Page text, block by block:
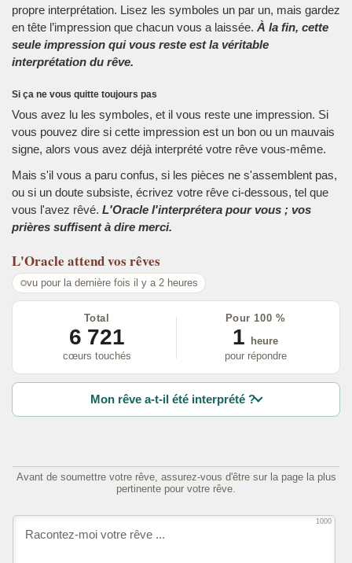
propre interprétation. Lisez les symboles un par un, mais gardez
en tête l’impression que chacun vous a laissée. À la fin, cette
seule impression qui vous reste est la véritable
interprétation du rêve.
Si ça ne vous quitte toujours pas
Vous avez lu les symboles, et il vous reste une impression. Si
vous pouvez dire si cette impression est un bon ou un mauvais
signe, alors vous avez déjà interprété votre rêve vous-même.
Mais s'il vous a paru confus, si les pièces ne s'assemblent pas,
ou si un doute subsiste, écrivez votre rêve ci-dessous, tel que
vous l'avez rêvé. L'Oracle l'interprétera pour vous ; vos
prières suffisent à dire merci.
L'Oracle attend vos rêves
vu pour la dernière fois il y a 2 heures
Total
6 721
cœurs touchés
Pour 100 %
1
heure
pour répondre
Mon rêve a-t-il été interprété ?
Avant de soumettre votre rêve, assurez-vous d'être sur la page la plus
pertinente pour votre rêve.
1000